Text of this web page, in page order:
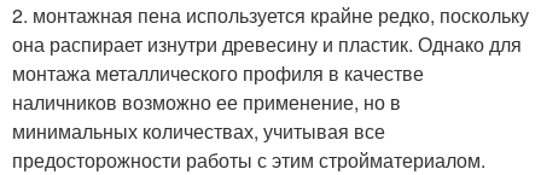
2. монтажная пена используется крайне редко, поскольку
она распирает изнутри древесину и пластик. Однако для
монтажа металлического профиля в качестве
наличников возможно ее применение, но в
минимальных количествах, учитывая все
предосторожности работы с этим стройматериалом.